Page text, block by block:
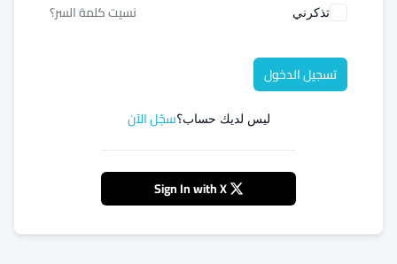
تذكرني نسيت كلمة السر؟
تسجيل الدخول
ليس لديك حساب؟سجّل الآن
Sign In with X